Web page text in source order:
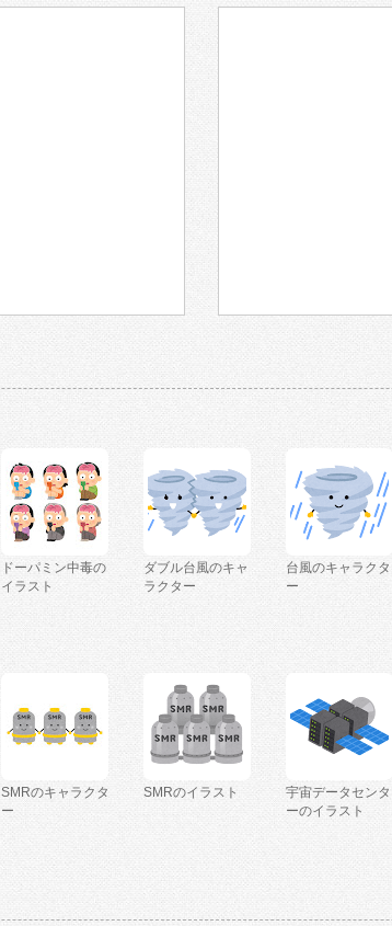
ドーパミン中毒の
イラスト
ダブル台風のキャ
ラクター
台風のキャラクタ
ー
SMRのキャラクタ
ー
SMRのイラスト
宇宙データセンタ
ーのイラスト